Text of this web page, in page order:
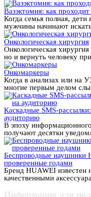
Вазэктомия: как
Когда семья полная,
мужчины начинают
Онкологическая хирургия
Онкологическая
но и вернуть человеку
Онкомаркеры
Когда в анализах или на
многие первым делом
Каскадные SMS-
аудиторию
В эпоху
получают десятки
Беспроводные наушники
проверенные годами
Бренд HUAWEI известен
качественными